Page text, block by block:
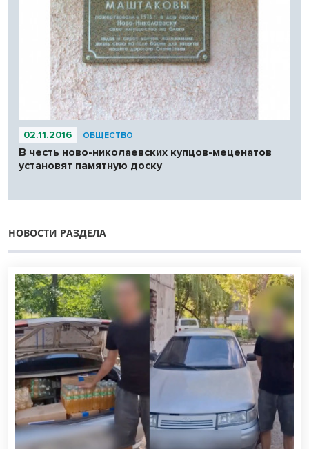
02.11.2016 ОБЩЕСТВО
В честь ново-николаевских купцов-меценатов
установят памятную доску
НОВОСТИ РАЗДЕЛА